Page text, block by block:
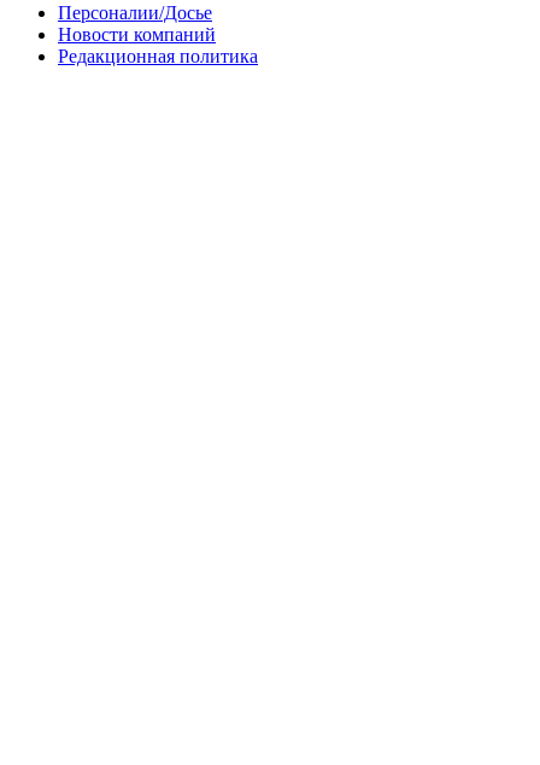
Персоналии/Досье
Новости компаний
Редакционная политика